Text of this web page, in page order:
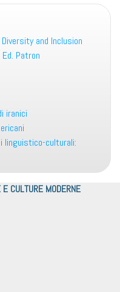
and Inclusion
Ed. Patron
iranici
linguistico-culturali:
CULTURE MODERNE